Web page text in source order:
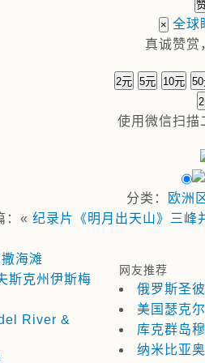
× 全球
真诚赞赏
2元 5元 10元
使用 微信扫描
分类：
欧洲
：« 纪录片《明月出天山》三峰
海滩
斯克州伊斯梅
River &
网友推荐
俄罗斯圣
美国瑟克
库克群岛
纳米比亚